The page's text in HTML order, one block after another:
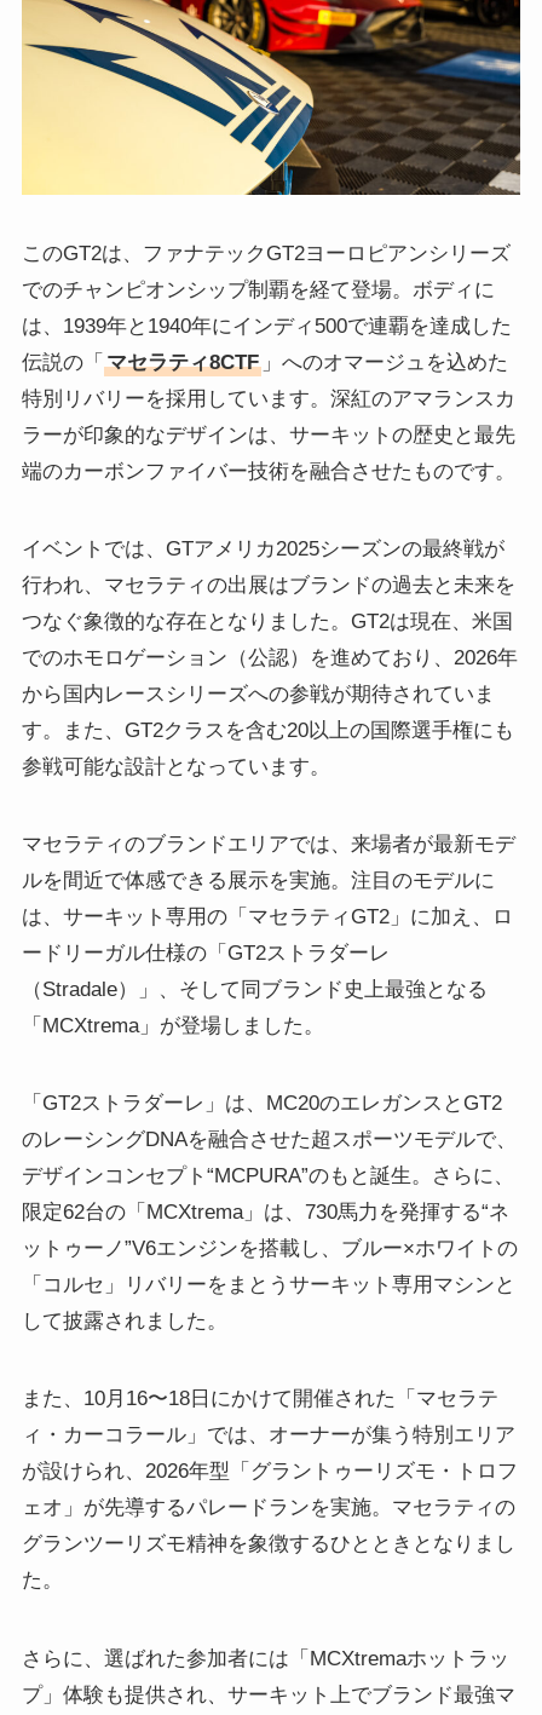
このGT2は、ファナテックGT2ヨーロピアンシリーズ
でのチャンピオンシップ制覇を経て登場。ボディに
は、1939年と1940年にインディ500で連覇を達成した
伝説の「 マセラティ8CTF」へのオマージュを込めた
特別リバリーを採用しています。深紅のアマランスカ
ラーが印象的なデザインは、サーキットの歴史と最先
端のカーボンファイバー技術を融合させたものです。
イベントでは、GTアメリカ2025シーズンの最終戦が
行われ、マセラティの出展はブランドの過去と未来を
つなぐ象徴的な存在となりました。GT2は現在、米国
でのホモロゲーション（公認）を進めており、2026年
から国内レースシリーズへの参戦が期待されていま
す。また、GT2クラスを含む20以上の国際選手権にも
参戦可能な設計となっています。
マセラティのブランドエリアでは、来場者が最新モデ
ルを間近で体感できる展示を実施。注目のモデルに
は、サーキット専用の「マセラティGT2」に加え、ロ
ードリーガル仕様の「GT2ストラダーレ
（Stradale）」、そして同ブランド史上最強となる
「MCXtrema」が登場しました。
「GT2ストラダーレ」は、MC20のエレガンスとGT2
のレーシングDNAを融合させた超スポーツモデルで、
デザインコンセプト“MCPURA”のもと誕生。さらに、
限定62台の「MCXtrema」は、730馬力を発揮する“ネ
ットゥーノ”V6エンジンを搭載し、ブルー×ホワイトの
「コルセ」リバリーをまとうサーキット専用マシンと
して披露されました。
また、10月16〜18日にかけて開催された「マセラテ
ィ・カーコラール」では、オーナーが集う特別エリア
が設けられ、2026年型「グラントゥーリズモ・トロフ
ェオ」が先導するパレードランを実施。マセラティの
グランツーリズモ精神を象徴するひとときとなりまし
た。
さらに、選ばれた参加者には「MCXtremaホットラッ
プ」体験も提供され、サーキット上でブランド最強マ